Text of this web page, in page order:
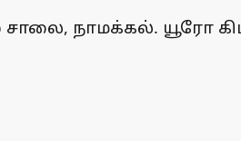
நாமக்கல். யூரோ